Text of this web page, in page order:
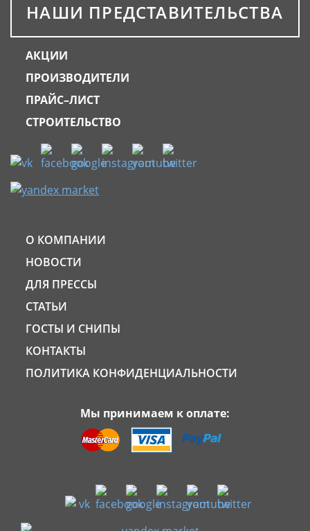
НАШИ ПРЕДСТАВИТЕЛЬСТВА
АКЦИИ
ПРОИЗВОДИТЕЛИ
ПРАЙС–ЛИСТ
СТРОИТЕЛЬСТВО
О КОМПАНИИ
НОВОСТИ
ДЛЯ ПРЕССЫ
СТАТЬИ
ГОСТЫ И СНИПЫ
КОНТАКТЫ
ПОЛИТИКА КОНФИДЕНЦИАЛЬНОСТИ
Мы принимаем к оплате: